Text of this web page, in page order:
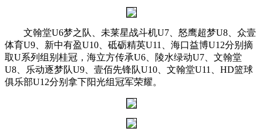
文翰堂U6梦之队、未莱星战斗机U7、怒鹰超梦U8、众壹
体育U9、新中有盈U10、砥砺精英U11、海口益博U12分别摘
取U系列组别桂冠，海立方传承U6、陵水绿动U7、文翰堂
U8、乐动逐梦队U9、壹佰先锋队U10、文翰堂U11、HD篮球
俱乐部U12分别拿下阳光组冠军荣耀。